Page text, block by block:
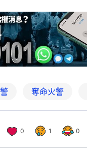
奪命火警
0 1 0